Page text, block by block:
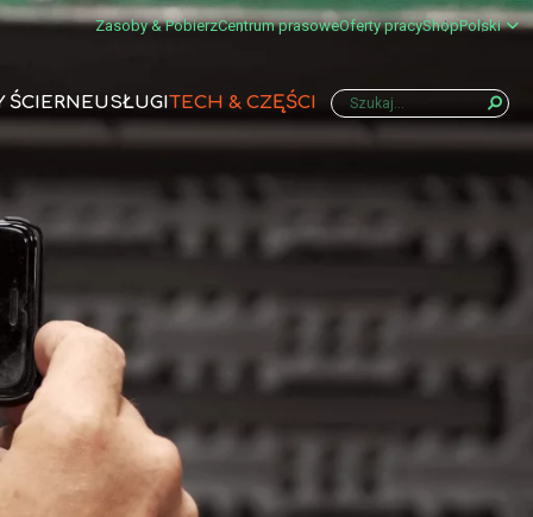
Zasoby & PobierzCentrum prasoweOferty pracyShopPolski
ŚCIERNEUSŁUGITECH & CZĘŚCI